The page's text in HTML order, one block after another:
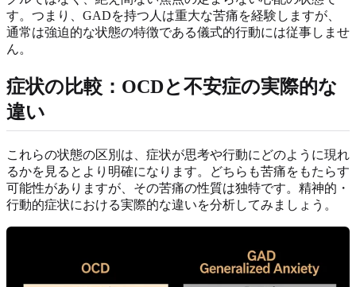
す。つまり、GADを持つ人は重大な苦痛を経験しますが、
通常は強迫的な状態の特徴である儀式的行動には従事しませ
ん。
症状の比較：OCDと不安症の実際的な
違い
これらの状態の区別は、症状が思考や行動にどのように現れ
るかを見るとより明確になります。どちらも苦痛をもたらす
可能性がありますが、その苦痛の性質は独特です。精神的・
行動的症状における実際的な違いを分析してみましょう。